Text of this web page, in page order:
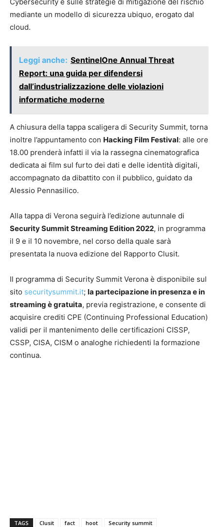
mediante un modello di sicurezza ubiquo, erogato dal
cloud.
Leggi anche: SentinelOne Annual Threat
Report: una guida per difendersi
dall’industrializzazione delle violazioni
informatiche moderne
A chiusura della tappa scaligera di Security Summit, torna
inoltre l’appuntamento con Hacking Film Festival: alle ore
18.00 prenderà infatti il via la rassegna cinematografica
dedicata ai film sul furto dei dati e delle identità digitali,
accompagnato da dibattito con il pubblico, guidato da
Alessio Pennasilico.
Alla tappa di Verona seguirà l’edizione autunnale di
Security Summit Streaming Edition 2022, in programma
il 9 e il 10 novembre, nel corso della quale sarà
presentata la nuova edizione del Rapporto Clusit.
Il programma di Security Summit Verona è disponibile sul
sito securitysummit.it; la partecipazione in presenza e in
streaming è gratuita, previa registrazione, e consente di
acquisire crediti CPE (Continuing Professional Education)
validi per il mantenimento delle certificazioni CISSP,
CSSP, CISA, CISM o analoghe richiedenti la formazione
continua.
TAGS Clusit fact hoot Security summit